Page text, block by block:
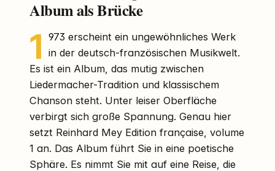
Album als Brücke
1 973 erscheint ein ungewöhnliches Werk
in der deutsch-französischen Musikwelt.
Es ist ein Album, das mutig zwischen
Liedermacher-Tradition und klassischem
Chanson steht. Unter leiser Oberfläche
verbirgt sich große Spannung. Genau hier
setzt Reinhard Mey Edition française, volume
1 an. Das Album führt Sie in eine poetische
Sphäre. Es nimmt Sie mit auf eine Reise, die